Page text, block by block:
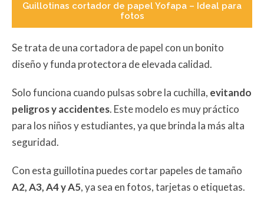
Guillotinas cortador de papel Yofapa – Ideal para
fotos
Se trata de una cortadora de papel con un bonito
diseño y funda protectora de elevada calidad.
Solo funciona cuando pulsas sobre la cuchilla, evitando
peligros y accidentes. Este modelo es muy práctico
para los niños y estudiantes, ya que brinda la más alta
seguridad.
Con esta guillotina puedes cortar papeles de tamaño
A2, A3, A4 y A5, ya sea en fotos, tarjetas o etiquetas.